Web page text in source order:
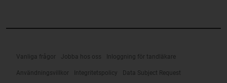
Vanliga frågor Jobba hos oss Inloggning för tandläkare
Användningsvillkor Integritetspolicy Data Subject Request